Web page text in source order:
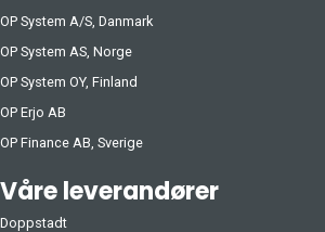
OP System A/S, Danmark
OP System AS, Norge
OP System OY, Finland
OP Erjo AB
OP Finance AB, Sverige
Våre leverandører
Doppstadt